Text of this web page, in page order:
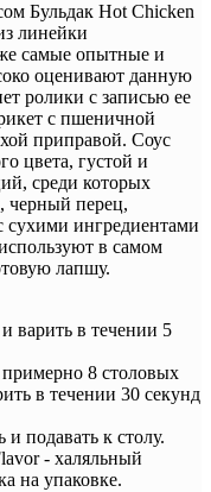
Бульдак Hot Chicken
линейки
самые опытные и
оценивают данную
ролики с записью ее
с пшеничной
приправой. Соус
цвета, густой и
среди которых
черный перец,
сухими ингредиентами
в самом
лапшу.
варить в течении 5
8 столовых
в течении 30 секунд
подавать к столу.
- халяльный
на упаковке.